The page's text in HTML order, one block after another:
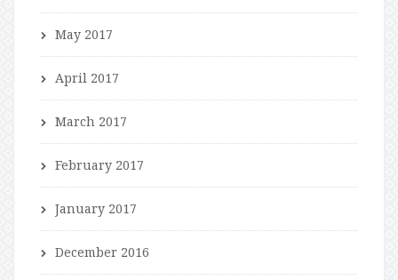
May 2017
April 2017
March 2017
February 2017
January 2017
December 2016